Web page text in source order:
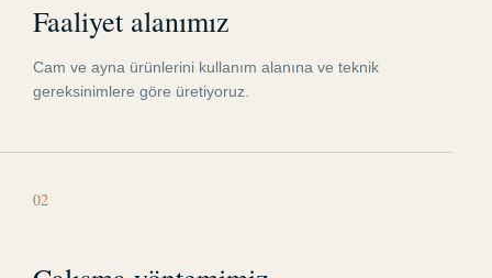
Faaliyet alanımız
Cam ve ayna ürünlerini kullanım alanına ve teknik
gereksinimlere göre üretiyoruz.
02